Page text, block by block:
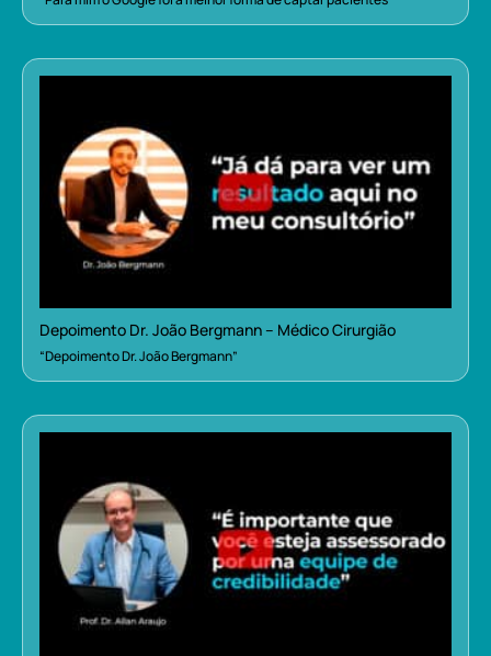
Depoimento Dr. João Bergmann – Médico Cirurgião
“Depoimento Dr. João Bergmann”